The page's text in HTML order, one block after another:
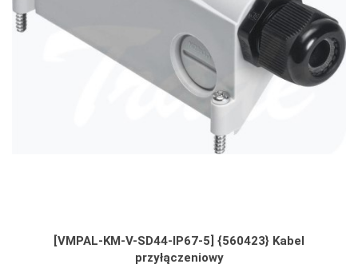
[VMPAL-KM-V-SD44-IP67-5] {560423} Kabel
przyłączeniowy